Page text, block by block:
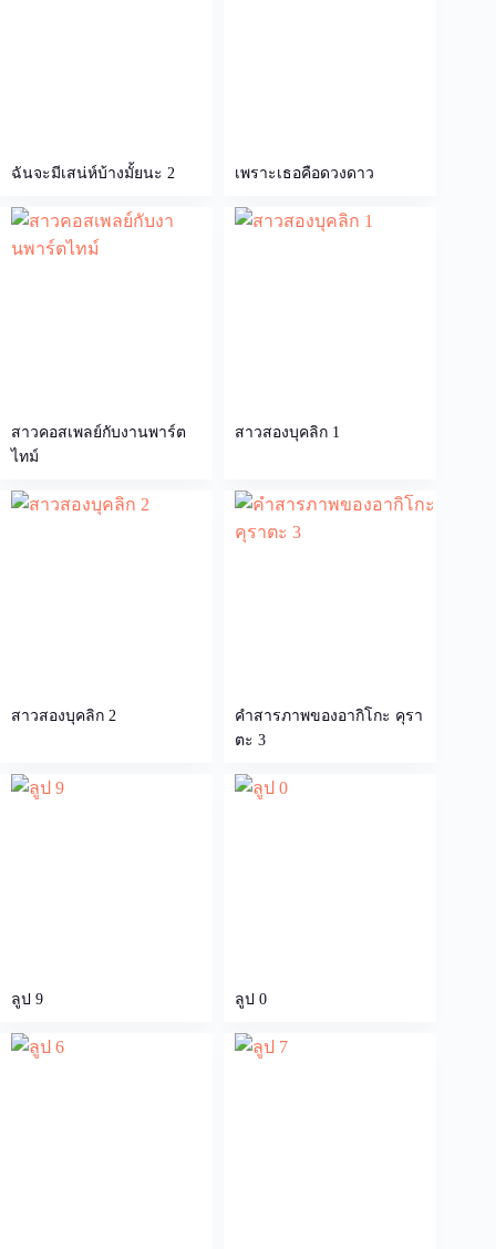
ฉันจะมีเสน่ห์บ้างมั้ยนะ 2 เพราะเธอคือดวงดาว
สาวคอสเพลย์กับงานพาร์ต
ไทม์
สาวสองบุคลิก 1
สาวสองบุคลิก 2
คำสารภาพของอากิโกะ คุรา
ตะ 3
ลูป 9 ลูป 0